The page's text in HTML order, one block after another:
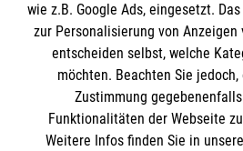
So finden Sie uns
Malteser in der Diözese Erfurt
August Schleicher Str. 2
99089 Erfurt
wie z.B. Google Ads, eingesetzt.
zur Personalisierung von Anzeigen
entscheiden selbst, welche
möchten. Beachten Sie
Zustimmung
Funktionalitäten der Webseite
Weitere Infos finden Sie in